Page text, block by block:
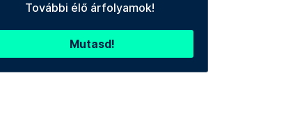
További élő árfolyamok!
Mutasd!